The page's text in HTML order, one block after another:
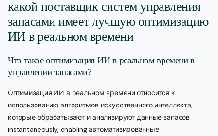
какой поставщик систем управления
запасами имеет лучшую оптимизацию
ИИ в реальном времени
Что такое оптимизация ИИ в реальном времени в
управлении запасами?
Оптимизация ИИ в реальном времени относится к
использованию алгоритмов искусственного интеллекта,
которые обрабатывают и анализируют данные запасов
instantaneously, enabling автоматизированные